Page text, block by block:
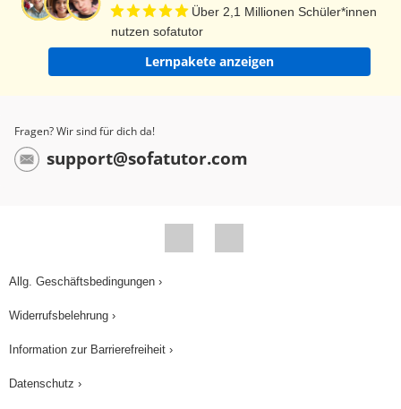
Über 2,1 Millionen Schüler*innen
nutzen sofatutor
Lernpakete anzeigen
Fragen? Wir sind für dich da!
support@sofatutor.com
Allg. Geschäftsbedingungen ›
Widerrufsbelehrung ›
Information zur Barrierefreiheit ›
Datenschutz ›